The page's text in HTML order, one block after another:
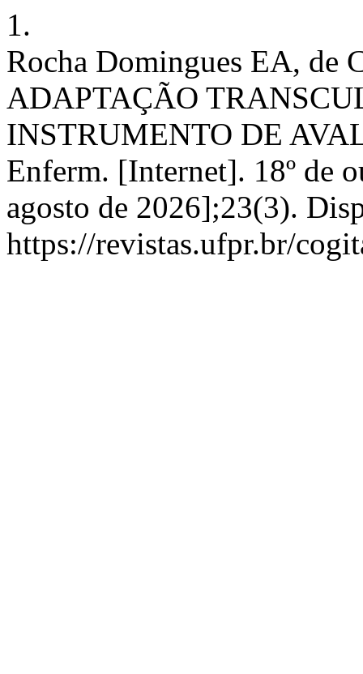
1.
Rocha Domingues EA, de
ADAPTAÇÃO
INSTRUMENTO DE
Enferm. [Internet]. 18º de
agosto de 2026];23(3).
https://revistas.ufpr.br/